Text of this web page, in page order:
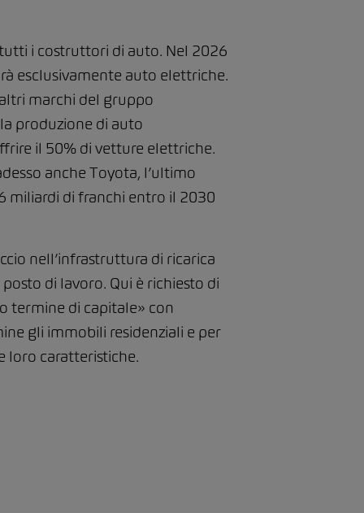
i costruttori di auto. Nel 2026
esclusivamente auto elettriche.
marchi del gruppo
produzione di auto
il 50% di vetture elettriche.
anche Toyota, l’ultimo
miliardi di franchi entro il 2030
nell’infrastruttura di ricarica
di lavoro. Qui è richiesto di
termine di capitale» con
gli immobili residenziali e per
loro caratteristiche.